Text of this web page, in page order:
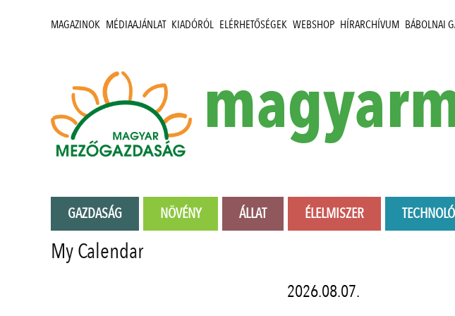
MAGAZINOK MÉDIAAJÁNLAT KIADÓRÓL ELÉRHETŐSÉGEK WEBSHOP HÍRARCHÍVUM BÁBOLNAI
GAZDASÁG NÖVÉNY ÁLLAT ÉLELMISZER
My Calendar
2026.08.07.